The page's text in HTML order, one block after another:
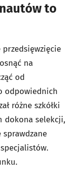
to
przedsięwzięcie
na
od
odpowiednich
różne szkółki
dokona selekcji,
sprawdzane